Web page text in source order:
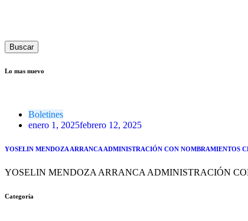
Buscar
Lo mas nuevo
Boletines
enero 1, 2025febrero 12, 2025
YOSELIN MENDOZA ARRANCA ADMINISTRACIÓN CON NOMBRAMIENTOS
YOSELIN MENDOZA ARRANCA ADMINISTRACIÓN
Categoría